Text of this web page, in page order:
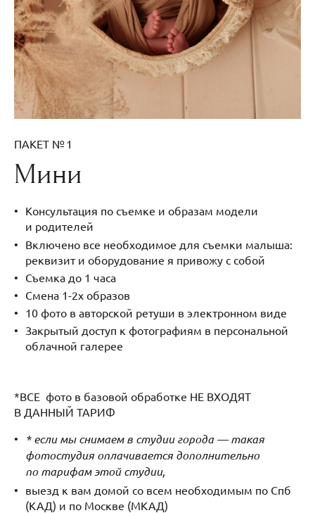
ПАКЕТ № 1
Мини
Консультация по съемке и образам модели
и родителей
Включено все необходимое для съемки малыша:
реквизит и оборудование я привожу с собой
Съемка до 1 часа
Смена 1-2х образов
10 фото в авторской ретуши в электронном виде
Закрытый доступ к фотографиям в персональной
облачной галерее
*ВСЕ фото в базовой обработке НЕ ВХОДЯТ
В ДАННЫЙ ТАРИФ
* если мы снимаем в студии города — такая
фотостудия оплачивается дополнительно
по тарифам этой студии,
выезд к вам домой со всем необходимым по Спб
(КАД) и по Москве (МКАД)